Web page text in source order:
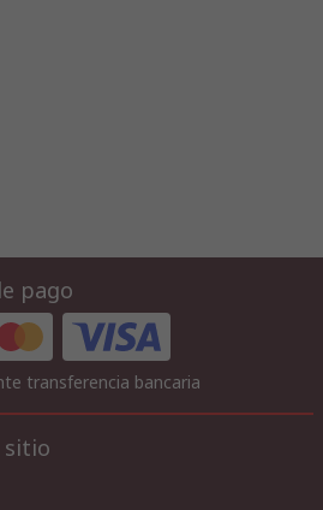
pago
transferencia bancaria
sitio